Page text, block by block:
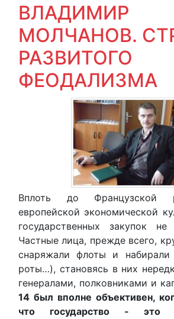
ВЛАДИМИР
МОЛЧАНОВ.
РАЗВИТОГО
ФЕОДАЛИЗМА
Вплоть до Французской
европейской экономической
государственных закупок не
Частные лица, прежде всего,
снаряжали флоты и
роты…), становясь в них
генералами, полковниками и
14 был вполне объективен,
что государство -